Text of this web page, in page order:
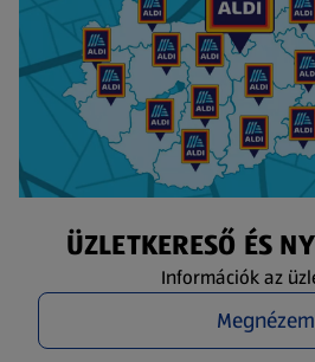
ÜZLETKERESŐ ÉS
Információk az
Megnézem